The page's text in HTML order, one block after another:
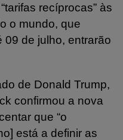
recíprocas” às
o mundo, que
de julho, entrarão
de Donald Trump,
confirmou a nova
que “o
está a definir as